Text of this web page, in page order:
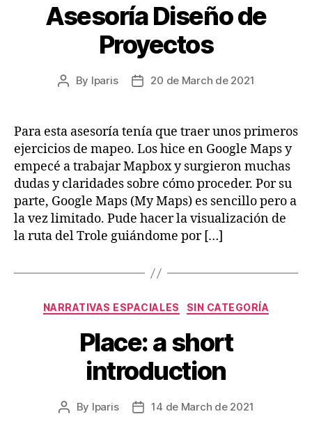
Asesoría Diseño de
Proyectos
Post
By lparis
Post20 de March de 2021
Para esta asesoría tenía que traer unos primeros
ejercicios de mapeo. Los hice en Google Maps y
empecé a trabajar Mapbox y surgieron muchas
dudas y claridades sobre cómo proceder. Por su
parte, Google Maps (My Maps) es sencillo pero a
la vez limitado. Pude hacer la visualización de
la ruta del Trole guiándome por […]
Categories
NARRATIVAS ESPACIALES SIN CATEGORÍA
Place: a short
introduction
Post
By lparis
Post14 de March de 2021